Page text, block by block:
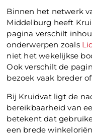
Binnen het netwerk
Middelburg heeft
pagina verschilt
onderwerpen zoals
niet het wekelijkse
Ook verschilt de
bezoek vaak breder
Bij Kruidvat ligt de
bereikbaarheid van
betekent dat
een brede